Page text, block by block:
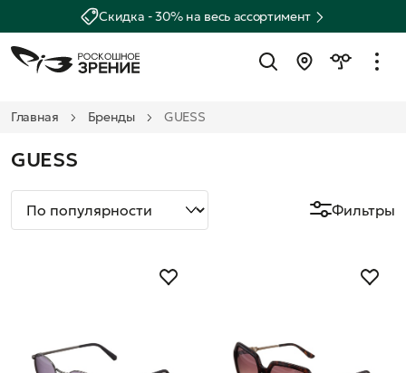
Скидка - 30% на весь ассортимент
Главная Бренды GUESS
GUESS
Фильтры